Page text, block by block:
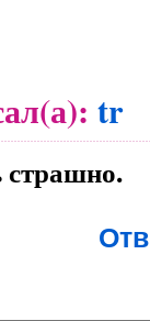
tr
страшно.